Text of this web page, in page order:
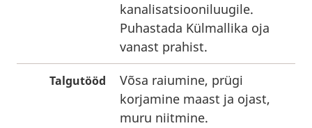
kanalisatsiooniluugile.
Puhastada Külmallika oja
vanast prahist.
Talgutööd
Võsa raiumine, prügi
korjamine maast ja ojast,
muru niitmine.